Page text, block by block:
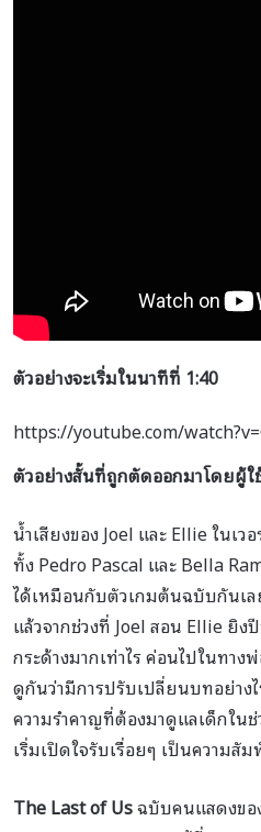
ตัวอย่างจะเริ่มในนาทีที่ 1:40
https://youtube.com/
ตัวอย่างสั้นที่ถูกตัดออกมาโดยผู้ใ
น้ำเสียงของ Joel และ Ellie ในเ
ทั้ง Pedro Pascal และ Bella
ได้เหมือนกับตัวเกมต้นฉบับกันเ
แล้วจากช่วงที่ Joel สอน Ellie ยิง
กระด้างมากเท่าไร ค่อนไปในทา
ดูกันว่ามีการปรับเปลี่ยนบทอย่าง
ความรำคาญที่ต้องมาดูแลเด็กใน
เริ่มเปิดใจรับเรื่อยๆ เป็นความสั
The Last of Usฉบับคนแสดงขอ